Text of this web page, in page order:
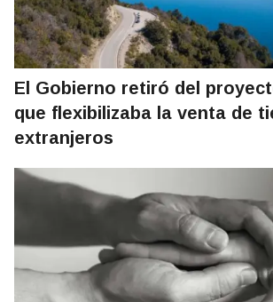
El Gobierno retiró del
que flexibilizaba la venta de
extranjeros